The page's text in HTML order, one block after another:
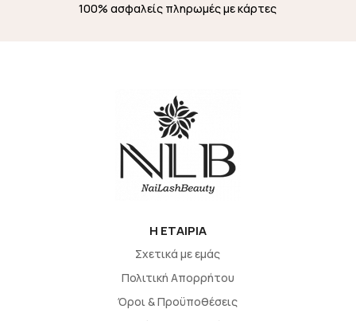
100% ασφαλείς πληρωμές με κάρτες
H EΤΑΙΡΙΑ
Σχετικά με εμάς
Πολιτική Απορρήτου
Όροι & Προϋποθέσεις